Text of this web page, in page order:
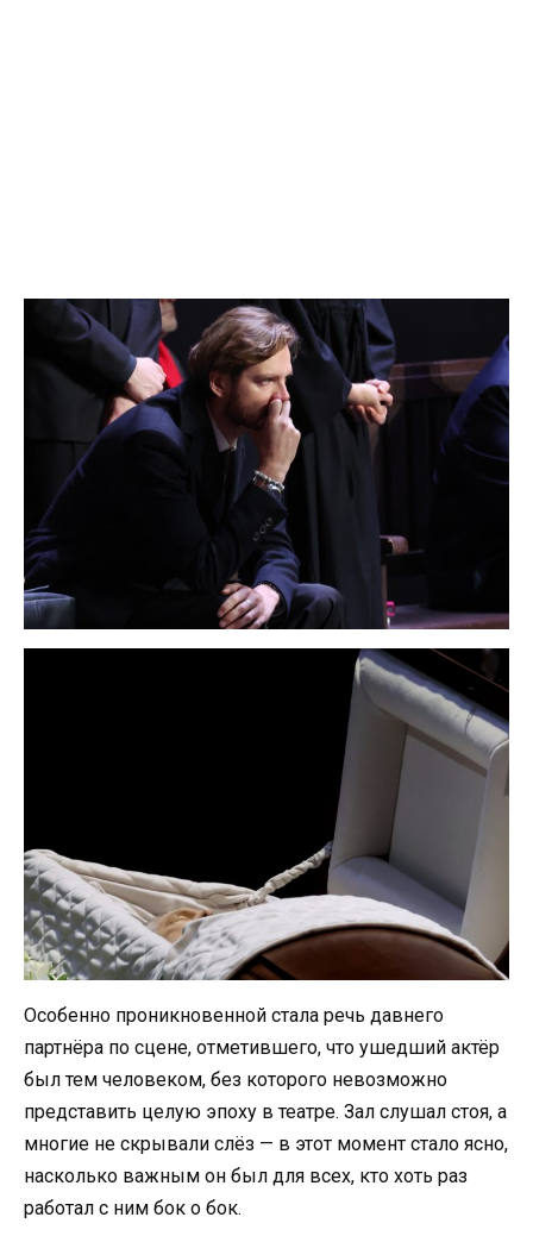
Особенно проникновенной стала речь давнего
партнёра по сцене, отметившего, что ушедший актёр
был тем человеком, без которого невозможно
представить целую эпоху в театре. Зал слушал стоя, а
многие не скрывали слёз — в этот момент стало ясно,
насколько важным он был для всех, кто хоть раз
работал с ним бок о бок.